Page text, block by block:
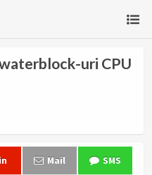
uri CPU
Mail SMS